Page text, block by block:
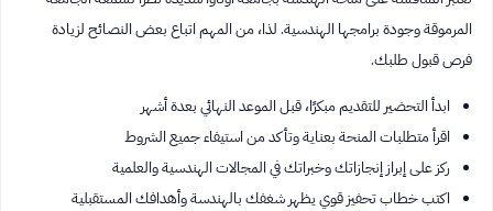
المرموقة وجودة برامجها الهندسية. لذا، من المهم اتباع بعض النصائح لزيادة
فرص قبول طلبك.
ابدأ التحضير للتقديم مبكرًا، قبل الموعد النهائي بعدة أشهر
اقرأ متطلبات المنحة بعناية وتأكد من استيفاء جميع الشروط
ركز على إبراز إنجازاتك وخبراتك في المجالات الهندسية والعلمية
اكتب خطاب تحفيز قوي يظهر شغفك بالهندسة وأهدافك المستقبلية